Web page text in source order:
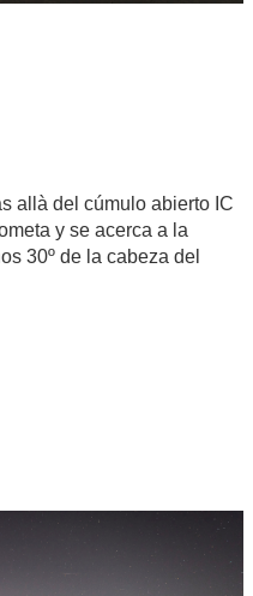
allà del cúmulo abierto IC
y se acerca a la
30º de la cabeza del